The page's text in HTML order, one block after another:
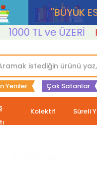
''BÜYÜK
TL ve ÜZERİ
Yeniler Çok Satanlar
Kolektif Süreli